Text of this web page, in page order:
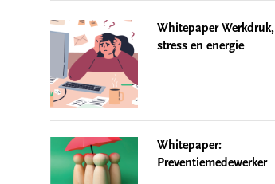
Whitepaper Werkdruk,
stress en energie
Whitepaper:
Preventiemedewerker